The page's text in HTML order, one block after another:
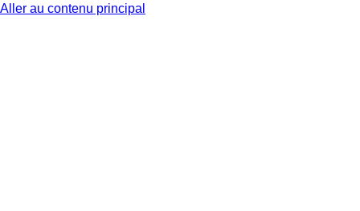
Aller au contenu principal